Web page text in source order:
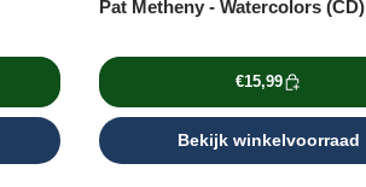
Pat Metheny - Watercolors (CD)
€15,99
Bekijk winkelvoorraad